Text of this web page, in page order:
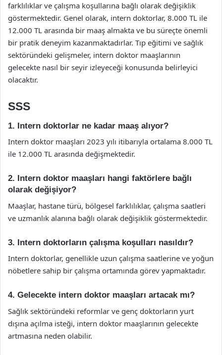
farklılıklar ve çalışma koşullarına bağlı olarak değişiklik
göstermektedir. Genel olarak, intern doktorlar, 8.000 TL ile
12.000 TL arasında bir maaş almakta ve bu süreçte önemli
bir pratik deneyim kazanmaktadırlar. Tıp eğitimi ve sağlık
sektöründeki gelişmeler, intern doktor maaşlarının
gelecekte nasıl bir seyir izleyeceği konusunda belirleyici
olacaktır.
SSS
1. Intern doktorlar ne kadar maaş alıyor?
Intern doktor maaşları 2023 yılı itibarıyla ortalama 8.000 TL
ile 12.000 TL arasında değişmektedir.
2. Intern doktor maaşları hangi faktörlere bağlı
olarak değişiyor?
Maaşlar, hastane türü, bölgesel farklılıklar, çalışma saatleri
ve uzmanlık alanına bağlı olarak değişiklik göstermektedir.
3. Intern doktorların çalışma koşulları nasıldır?
Intern doktorlar, genellikle uzun çalışma saatlerine ve yoğun
nöbetlere sahip bir çalışma ortamında görev yapmaktadır.
4. Gelecekte intern doktor maaşları artacak mı?
Sağlık sektöründeki reformlar ve genç doktorların yurt
dışına açılma isteği, intern doktor maaşlarının gelecekte
artmasına neden olabilir.